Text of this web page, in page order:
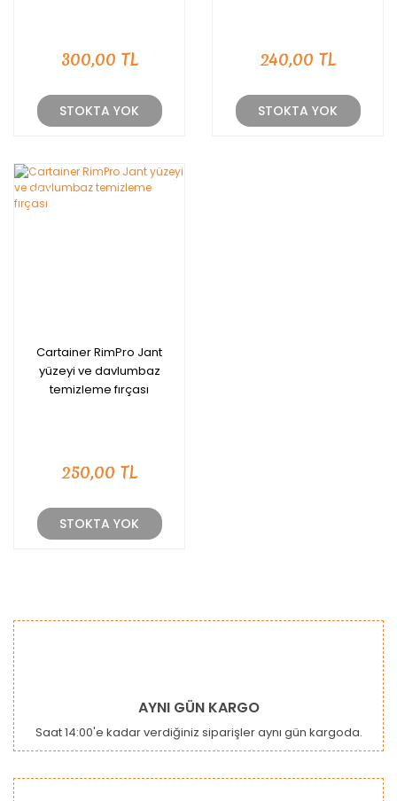
300,00 TL
STOKTA YOK
240,00 TL
STOKTA YOK
YENİ
Cartainer RimPro Jant
yüzeyi ve davlumbaz
temizleme fırçası
250,00 TL
STOKTA YOK
AYNI GÜN KARGO
Saat 14:00'e kadar verdiğiniz siparişler aynı gün kargoda.